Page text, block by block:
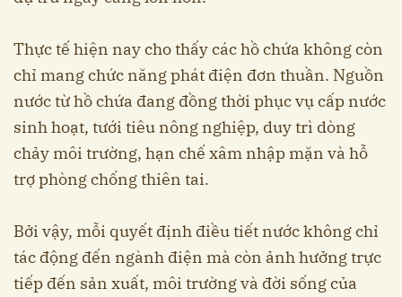
Thực tế hiện nay cho thấy các hồ chứa không còn
chỉ mang chức năng phát điện đơn thuần. Nguồn
nước từ hồ chứa đang đồng thời phục vụ cấp nước
sinh hoạt, tưới tiêu nông nghiệp, duy trì dòng
chảy môi trường, hạn chế xâm nhập mặn và hỗ
trợ phòng chống thiên tai.
Bởi vậy, mỗi quyết định điều tiết nước không chỉ
tác động đến ngành điện mà còn ảnh hưởng trực
tiếp đến sản xuất, môi trường và đời sống của